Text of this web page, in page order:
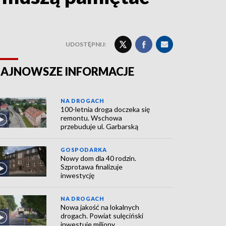
UDOSTĘPNIJ:
INFORMACJE
NA DROGACH
100-letnia droga doczeka się
remontu. Wschowa
przebuduje ul. Garbarską
GOSPODARKA
Nowy dom dla 40 rodzin.
Szprotawa finalizuje
inwestycję
NA DROGACH
Nowa jakość na lokalnych
drogach. Powiat sulęciński
inwestuje miliony